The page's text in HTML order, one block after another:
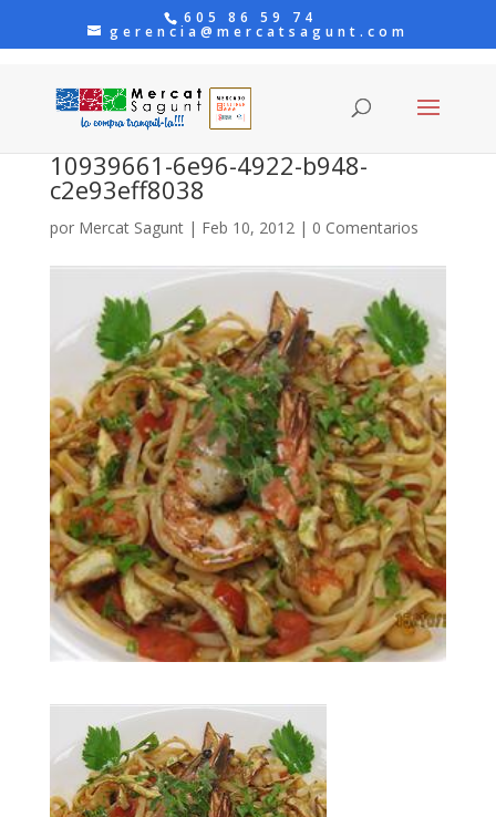
605 86 59 74
gerencia@mercatsagunt.com
10939661-6e96-4922-b948-
c2e93eff8038
por Mercat Sagunt| Feb 10, 2012| 0 Comentarios